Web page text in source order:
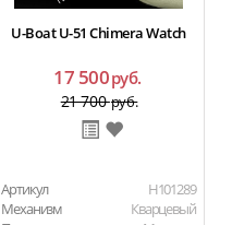
U-Boat U-51 Chimera Watch
17 500руб.
21 700руб.
Артикул
H101289
Механизм
Кварцевый